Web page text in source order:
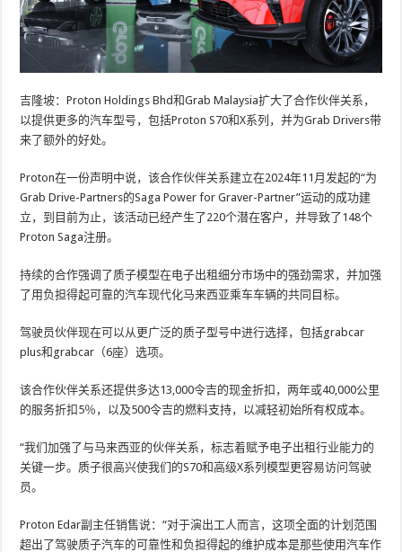
吉隆坡：Proton Holdings Bhd和Grab Malaysia扩大了合作伙伴关系，
以提供更多的汽车型号，包括Proton S70和X系列，并为Grab Drivers带
来了额外的好处。
Proton在一份声明中说，该合作伙伴关系建立在2024年11月发起的“为
Grab Drive-Partners的Saga Power for Graver-Partner”运动的成功建
立，到目前为止，该活动已经产生了220个潜在客户，并导致了148个
Proton Saga注册。
持续的合作强调了质子模型在电子出租细分市场中的强劲需求，并加强
了用负担得起可靠的汽车现代化马来西亚乘车车辆的共同目标。
驾驶员伙伴现在可以从更广泛的质子型号中进行选择，包括grabcar
plus和grabcar（6座）选项。
该合作伙伴关系还提供多达13,000令吉的现金折扣，两年或40,000公里
的服务折扣5％，以及500令吉的燃料支持，以减轻初始所有权成本。
“我们加强了与马来西亚的伙伴关系，标志着赋予电子出租行业能力的
关键一步。质子很高兴使我们的S70和高级X系列模型更容易访问驾驶
员。
Proton Edar副主任销售说：“对于演出工人而言，这项全面的计划范围
超出了驾驶质子汽车的可靠性和负担得起的维护成本是那些使用汽车作